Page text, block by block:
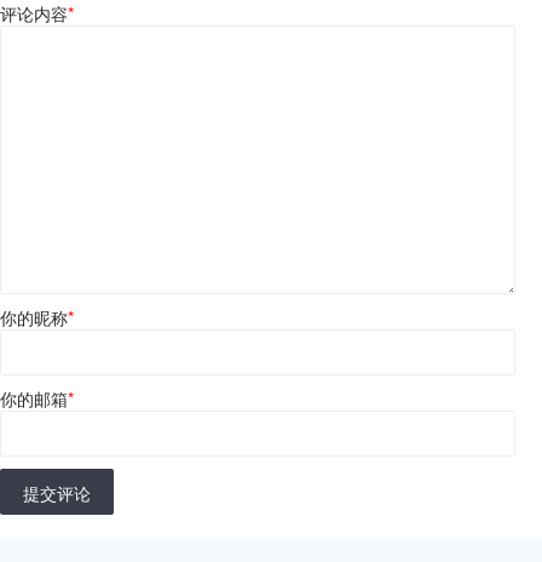
评论内容*
你的昵称*
你的邮箱*
提交评论